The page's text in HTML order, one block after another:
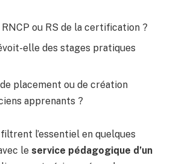
ou RS de la certification ?
elle des stages pratiques
placement ou de création
apprenants ?
l’essentiel en quelques
le service pédagogique d’un